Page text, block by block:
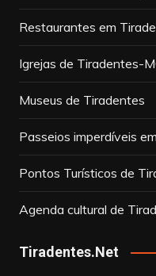
Restaurantes em
Igrejas de Tiradentes-
Museus de Tiradentes
Passeios imperdíveis
Pontos Turísticos de
Agenda cultural de
Tiradentes.Net